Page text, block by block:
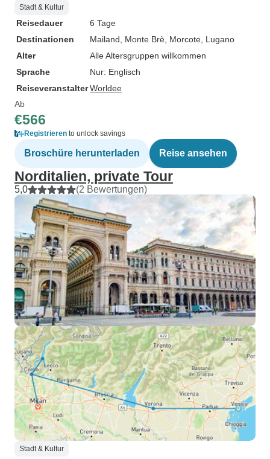
Stadt & Kultur
Reisedauer
6 Tage
Destinationen
Mailand , Monte Brè , Morcote , Lugano
Alter
Alle Altersgruppen willkommen
Sprache
Nur: Englisch
ReiseveranstalterWorldee
Ab
€566
Registrieren to unlock savings
Broschüre herunterladen Reise ansehen
Norditalien, private Tour
5,0 (2 Bewertungen)
Stadt & Kultur